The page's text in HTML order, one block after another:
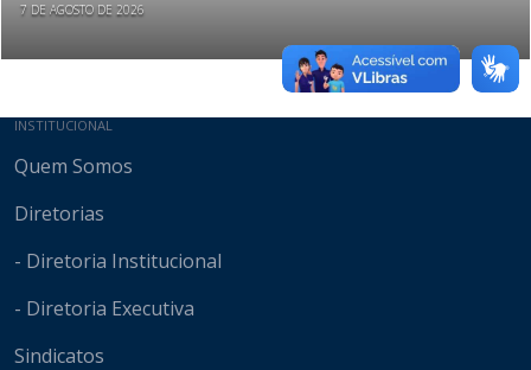
7 DE AGOSTO DE 2026
Mapa do site
INSTITUCIONAL
Quem Somos
Diretorias
- Diretoria Institucional
- Diretoria Executiva
Sindicatos